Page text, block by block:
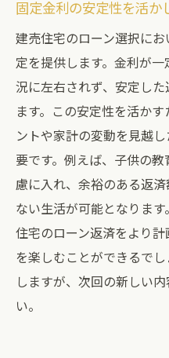
固定金利の安定性を活か
建売住宅のローン選択に
定を提供します。金利が
況に左右されず、安定し
ます。この安定性を活か
ントや家計の変動を見越
要です。例えば、子供の
慮に入れ、余裕のある返
ない生活が可能となりま
住宅のローン返済をより
を楽しむことができるで
しますが、次回の新しい
い。